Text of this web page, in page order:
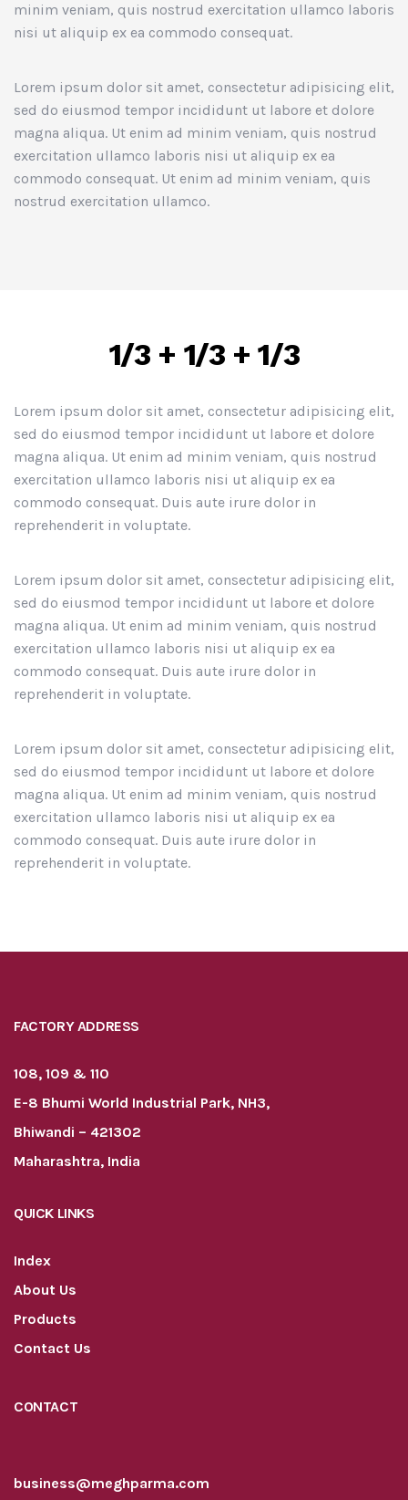
minim veniam, quis nostrud exercitation ullamco laboris
nisi ut aliquip ex ea commodo consequat.
Lorem ipsum dolor sit amet, consectetur adipisicing elit,
sed do eiusmod tempor incididunt ut labore et dolore
magna aliqua. Ut enim ad minim veniam, quis nostrud
exercitation ullamco laboris nisi ut aliquip ex ea
commodo consequat. Ut enim ad minim veniam, quis
nostrud exercitation ullamco.
1/3 + 1/3 + 1/3
Lorem ipsum dolor sit amet, consectetur adipisicing elit,
sed do eiusmod tempor incididunt ut labore et dolore
magna aliqua. Ut enim ad minim veniam, quis nostrud
exercitation ullamco laboris nisi ut aliquip ex ea
commodo consequat. Duis aute irure dolor in
reprehenderit in voluptate.
Lorem ipsum dolor sit amet, consectetur adipisicing elit,
sed do eiusmod tempor incididunt ut labore et dolore
magna aliqua. Ut enim ad minim veniam, quis nostrud
exercitation ullamco laboris nisi ut aliquip ex ea
commodo consequat. Duis aute irure dolor in
reprehenderit in voluptate.
Lorem ipsum dolor sit amet, consectetur adipisicing elit,
sed do eiusmod tempor incididunt ut labore et dolore
magna aliqua. Ut enim ad minim veniam, quis nostrud
exercitation ullamco laboris nisi ut aliquip ex ea
commodo consequat. Duis aute irure dolor in
reprehenderit in voluptate.
FACTORY ADDRESS
108, 109 & 110
E-8 Bhumi World Industrial Park, NH3,
Bhiwandi – 421302
Maharashtra, India
QUICK LINKS
Index
About Us
Products
Contact Us
CONTACT
business@meghparma.com